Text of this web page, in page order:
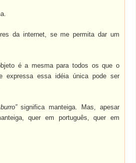
da internet, se me permita dar um
é a mesma para todos os que o
expressa essa idéia única pode ser
burro”significa manteiga. Mas, apesar
quer em português, quer em